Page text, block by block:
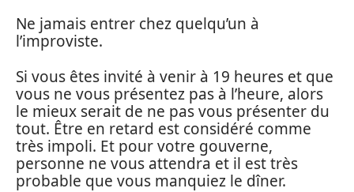
Ne jamais entrer chez quelqu’un à
l’improviste.
Si vous êtes invité à venir à 19 heures et que
vous ne vous présentez pas à l’heure, alors
le mieux serait de ne pas vous présenter du
tout. Être en retard est considéré comme
très impoli. Et pour votre gouverne,
personne ne vous attendra et il est très
probable que vous manquiez le dîner.